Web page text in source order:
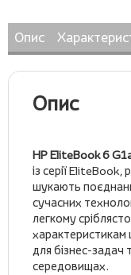
Опис
Опис
HP EliteBook 6
із серії EliteBook,
шукають
сучасних
легкому
характеристикам
для бізнес-задач
середовищах.